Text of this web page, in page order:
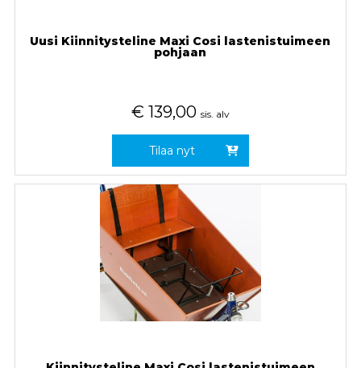
Uusi Kiinnitysteline Maxi Cosi lastenistuimeen
pohjaan
€ 139,00 sis. alv
Tilaa nyt